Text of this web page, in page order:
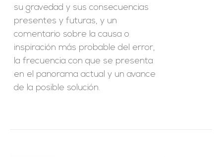
su gravedad y sus consecuencias
presentes y futuras, y un
comentario sobre la causa o
inspiración más probable del error,
la frecuencia con que se presenta
en el panorama actual y un avance
de la posible solución.